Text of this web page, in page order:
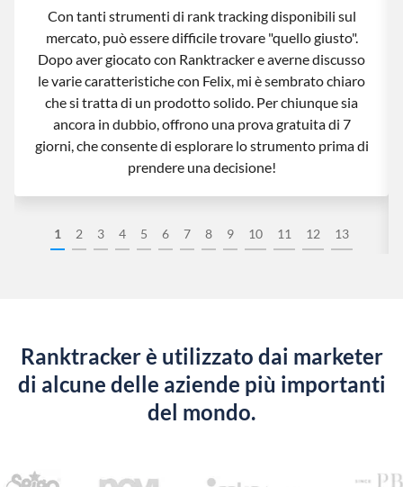
1 2 3 4 5 6 7 8 9 10 11 12 13
Con tanti strumenti di rank tracking disponibili sul
mercato, può essere difficile trovare "quello giusto".
Dopo aver giocato con Ranktracker e averne discusso
le varie caratteristiche con Felix, mi è sembrato chiaro
che si tratta di un prodotto solido. Per chiunque sia
ancora in dubbio, offrono una prova gratuita di 7
giorni, che consente di esplorare lo strumento prima di
prendere una decisione!
Ranktracker è utilizzato dai marketer
di alcune delle aziende più importanti
del mondo.